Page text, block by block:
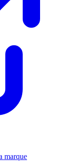
marque